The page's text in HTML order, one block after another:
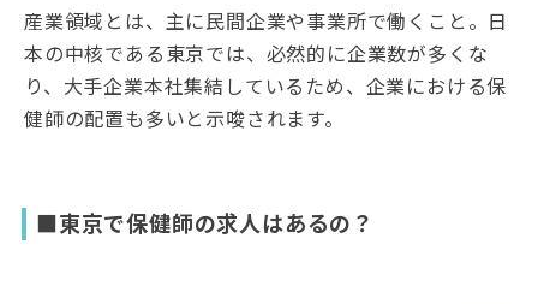
産業領域とは、主に民間企業や事業所で働くこと。日
本の中核である東京では、必然的に企業数が多くな
り、大手企業本社集結しているため、企業における保
健師の配置も多いと示唆されます。
■東京で保健師の求人はあるの？